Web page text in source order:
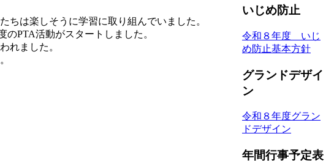
ちは楽しそうに学習に取り組んでいました。
PTA活動がスタートしました。
れました。
いじめ防止
令和８年度 いじ
め防止基本方針
グランドデザイ
ン
令和８年度グラン
ドデザイン
年間行事予定表